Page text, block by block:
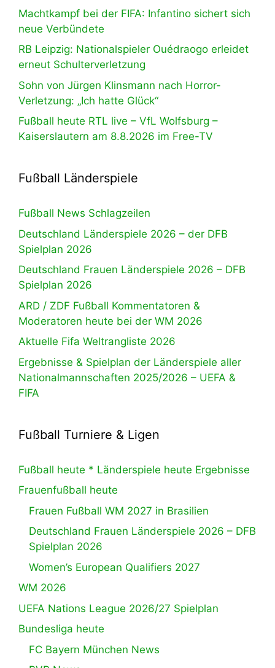
Machtkampf bei der FIFA: Infantino sichert sich
neue Verbündete
RB Leipzig: Nationalspieler Ouédraogo erleidet
erneut Schulterverletzung
Sohn von Jürgen Klinsmann nach Horror-
Verletzung: „Ich hatte Glück“
Fußball heute RTL live – VfL Wolfsburg –
Kaiserslautern am 8.8.2026 im Free-TV
Fußball Länderspiele
Fußball News Schlagzeilen
Deutschland Länderspiele 2026 – der DFB
Spielplan 2026
Deutschland Frauen Länderspiele 2026 – DFB
Spielplan 2026
ARD / ZDF Fußball Kommentatoren &
Moderatoren heute bei der WM 2026
Aktuelle Fifa Weltrangliste 2026
Ergebnisse & Spielplan der Länderspiele aller
Nationalmannschaften 2025/2026 – UEFA &
FIFA
Fußball Turniere & Ligen
Fußball heute * Länderspiele heute Ergebnisse
Frauenfußball heute
Frauen Fußball WM 2027 in Brasilien
Deutschland Frauen Länderspiele 2026 – DFB
Spielplan 2026
Women’s European Qualifiers 2027
WM 2026
UEFA Nations League 2026/27 Spielplan
Bundesliga heute
FC Bayern München News